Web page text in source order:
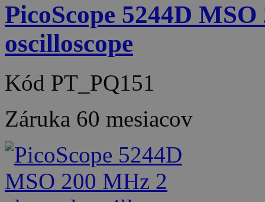
PicoScope 5244D
oscilloscope
Kód PT_PQ151
Záruka 60 mesiacov